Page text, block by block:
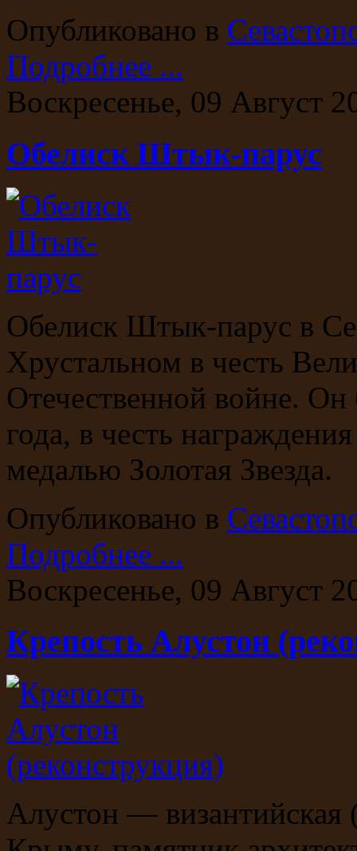
Опубликовано в
Подробнее ...
Воскресенье, 09 Август
Обелиск Штык-парус
Обелиск Штык-парус в
Хрустальном в честь
Отечественной войне.
года, в честь
медалью Золотая Звезда.
Опубликовано в
Подробнее ...
Воскресенье, 09 Август
Крепость Алустон
Алустон — византийская